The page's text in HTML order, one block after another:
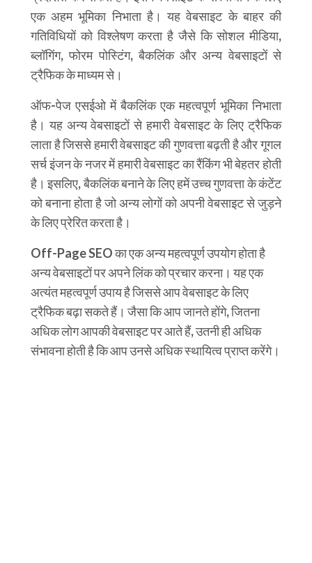
एक अहम भूमिका निभाता है। यह वेबसाइट के बाहर की
गतिविधियों को विश्लेषण करता है जैसे कि सोशल मीडिया,
ब्लॉगिंग, फोरम पोस्टिंग, बैकलिंक और अन्य वेबसाइटों से
ट्रैफिक के माध्यम से।
ऑफ-पेज एसईओ में बैकलिंक एक महत्वपूर्ण भूमिका निभाता
है। यह अन्य वेबसाइटों से हमारी वेबसाइट के लिए ट्रैफिक
लाता है जिससे हमारी वेबसाइट की गुणवत्ता बढ़ती है और गूगल
सर्च इंजन के नजर में हमारी वेबसाइट का रैंकिंग भी बेहतर होती
है। इसलिए, बैकलिंक बनाने के लिए हमें उच्च गुणवत्ता के कंटेंट
को बनाना होता है जो अन्य लोगों को अपनी वेबसाइट से जुड़ने
के लिए प्रेरित करता है।
Off-Page SEO का एक अन्य महत्वपूर्ण उपयोग होता है
अन्य वेबसाइटों पर अपने लिंक को प्रचार करना। यह एक
अत्यंत महत्वपूर्ण उपाय है जिससे आप वेबसाइट के लिए
ट्रैफिक बढ़ा सकते हैं। जैसा कि आप जानते होंगे, जितना
अधिक लोग आपकी वेबसाइट पर आते हैं, उतनी ही अधिक
संभावना होती है कि आप उनसे अधिक स्थायित्व प्राप्त करेंगे।